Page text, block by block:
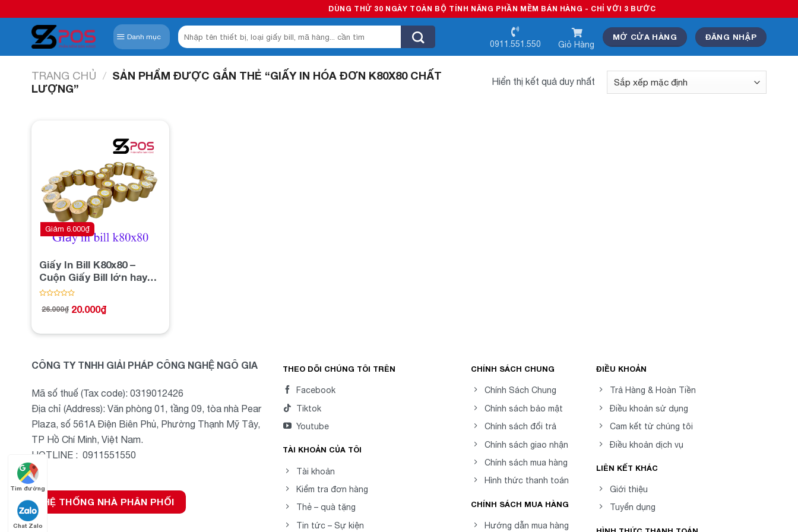
to
content
DÙNG THỬ 30 NGÀY TOÀN BỘ TÍNH NĂNG PHẦN MỀM BÁN HÀNG - CHỈ VỚI 3 BƯỚC
Danh mục
Tìm
kiếm:
0911.551.550 Giỏ Hàng
MỞ CỬA HÀNG ĐĂNG NHẬP
TRANG CHỦ / SẢN PHẨM ĐƯỢC GẮN THẺ “GIẤY IN HÓA ĐƠN K80X80 CHẤT
LƯỢNG”
Hiển thị kết quả duy nhất
Add to
wishlist
Giấy In Bill K80x80 –
Cuộn Giấy Bill lớn hay
dùng Quán Coffee – Trà
xếp
5
26.000₫
Giá
26.000₫.
20.000₫
Giá
là:
Giảm 6.000₫
CÔNG TY TNHH GIẢI PHÁP CÔNG NGHỆ NGÔ GIA
Mã số thuế (Tax code): 0319012426
Địa chỉ (Address): Văn phòng 01, tầng 09, tòa nhà Pear
Plaza, số 561A Điện Biên Phủ, Phường Thạnh Mỹ Tây,
TP Hồ Chí Minh, Việt Nam.
HOTLINE : 0911551550
HỆ THỐNG NHÀ PHÂN PHỐI
THEO DÕI CHÚNG TÔI TRÊN
Facebook
Tiktok
Youtube
TÀI KHOẢN CỦA TÔI
Tài khoản
Kiểm tra đơn hàng
Thẻ – quà tặng
Tin tức – Sự kiện
CHÍNH SÁCH CHUNG
Chính Sách Chung
Chính sách bảo mật
Chính sách đổi trả
Chính sách giao nhận
Chính sách mua hàng
Hình thức thanh toán
CHÍNH SÁCH MUA HÀNG
Hướng dẫn mua hàng
ĐIỀU KHOẢN
Trả Hàng & Hoàn Tiền
Điều khoản sử dụng
Cam kết từ chúng tôi
Điều khoản dịch vụ
LIÊN KẾT KHÁC
Giới thiệu
Tuyển dụng
Tìm đường
Chat Zalo